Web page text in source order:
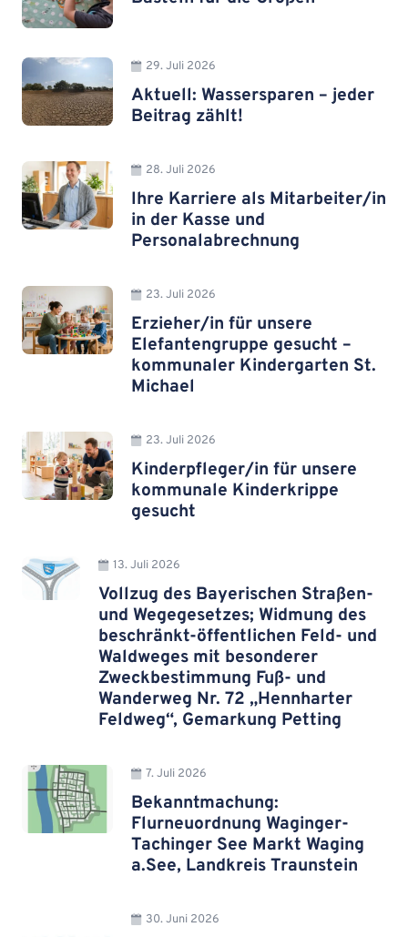
29. Juli 2026
Aktuell: Wassersparen – jeder
Beitrag zählt!
28. Juli 2026
Ihre Karriere als Mitarbeiter/in
in der Kasse und
Personalabrechnung
23. Juli 2026
Erzieher/in für unsere
Elefantengruppe gesucht –
kommunaler Kindergarten St.
Michael
23. Juli 2026
Kinderpfleger/in für unsere
kommunale Kinderkrippe
gesucht
13. Juli 2026
Vollzug des Bayerischen Straßen-
und Wegegesetzes; Widmung des
beschränkt-öffentlichen Feld- und
Waldweges mit besonderer
Zweckbestimmung Fuß- und
Wanderweg Nr. 72 „Hennharter
Feldweg“, Gemarkung Petting
7. Juli 2026
Bekanntmachung:
Flurneuordnung Waginger-
Tachinger See Markt Waging
a.See, Landkreis Traunstein
30. Juni 2026